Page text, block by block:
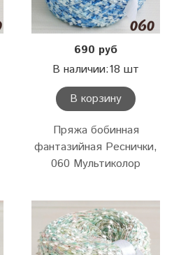
690 руб
В наличии:18 шт
В корзину
Пряжа бобинная
фантазийная Реснички,
060 Мультиколор